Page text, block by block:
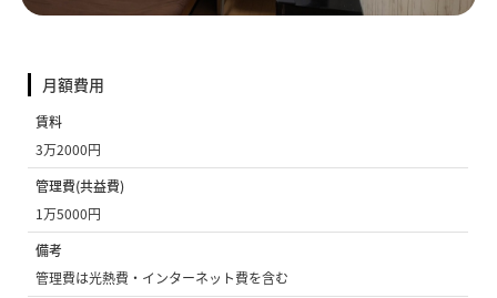
月額費用
賃料
3万2000円
管理費(共益費)
1万5000円
備考
管理費は光熱費・インターネット費を含む